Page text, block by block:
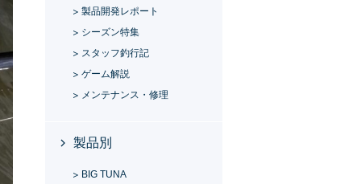
製品開発レポート
シーズン特集
スタッフ釣行記
ゲーム解説
メンテナンス・修理
製品別
BIG TUNA